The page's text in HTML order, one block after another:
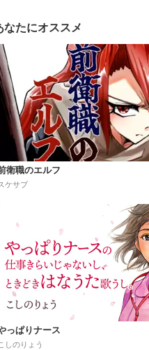
たにオススメ
衛職のエルフ
ケサブ
っぱりナース
しのりょう